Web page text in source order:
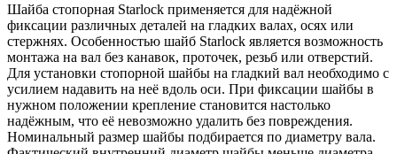
Шайба стопорная Starlock применяется для надёжной
фиксации различных деталей на гладких валах, осях или
стержнях. Особенностью шайб Starlock является возможность
монтажа на вал без канавок, проточек, резьб или отверстий.
Для установки стопорной шайбы на гладкий вал необходимо с
усилием надавить на неё вдоль оси. При фиксации шайбы в
нужном положении крепление становится настолько
надёжным, что её невозможно удалить без повреждения.
Номинальный размер шайбы подбирается по диаметру вала.